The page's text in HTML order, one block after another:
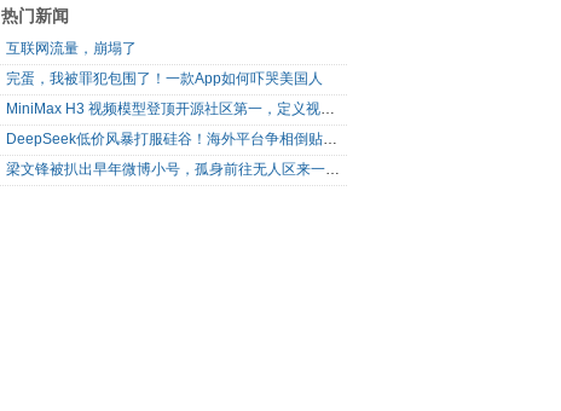
热门新闻
互联网流量，崩塌了
完蛋，我被罪犯包围了！一款App如何吓哭美国人
MiniMax H3 视频模型登顶开源社区第一，定义视频模型领域“斩杀线”
DeepSeek低价风暴打服硅谷！海外平台争相倒贴V4 Flash
梁文锋被扒出早年微博小号，孤身前往无人区来一场相当 deep 的 seek 旅行